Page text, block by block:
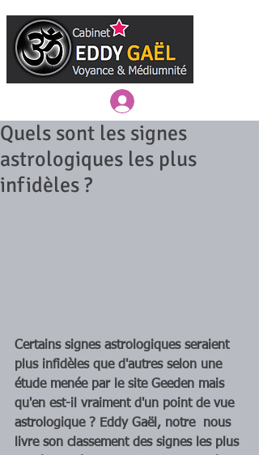
Quels sont les signes
astrologiques les plus
infidèles ?
Certains signes astrologiques seraient
plus infidèles que d'autres selon une
étude menée par le site Geeden mais
qu'en est-il vraiment d'un point de vue
astrologique ? Eddy Gaël, notre  nous
livre son classement des signes les plus